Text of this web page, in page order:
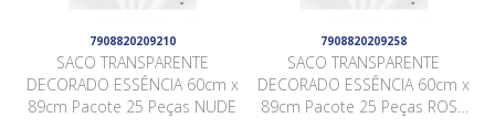
7908820209210
SACO TRANSPARENTE
DECORADO ESSÊNCIA 60cm x
89cm Pacote 25 Peças NUDE
7908820209258
SACO TRANSPARENTE
DECORADO ESSÊNCIA 60cm x
89cm Pacote 25 Peças ROSA